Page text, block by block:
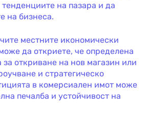
на пазара и да
на бизнеса.
местните икономически
да откриете, че определена
откриване на нов магазин или
и стратегическо
в комерсиален имот може
печалба и устойчивост на